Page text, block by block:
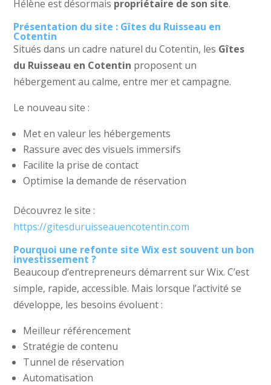
Hélène est désormais propriétaire de son site.
Présentation du site : Gîtes du Ruisseau en
Cotentin
Situés dans un cadre naturel du Cotentin, les Gîtes
du Ruisseau en Cotentin proposent un
hébergement au calme, entre mer et campagne.
Le nouveau site :
Met en valeur les hébergements
Rassure avec des visuels immersifs
Facilite la prise de contact
Optimise la demande de réservation
Découvrez le site :
https://gitesduruisseauencotentin.com
Pourquoi une refonte site Wix est souvent un bon
investissement ?
Beaucoup d’entrepreneurs démarrent sur Wix. C’est
simple, rapide, accessible. Mais lorsque l’activité se
développe, les besoins évoluent :
Meilleur référencement
Stratégie de contenu
Tunnel de réservation
Automatisation